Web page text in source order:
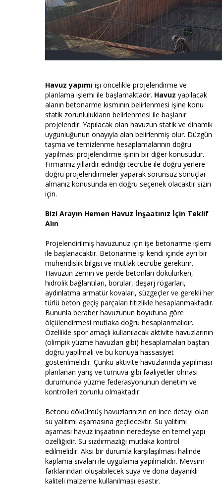
Havuz yapımı işi öncelikle projelendirme ve
planlama işlemi ile başlamaktadır. Havuz yapılacak
alanın betonarme kısmının belirlenmesi işine konu
statik zorunlulukların belirlenmesi ile başlanır
projelendir. Yapılacak olan havuzun statik ve dinamik
uygunluğunun onayıyla alan belirlenmiş olur. Düzgün
taşma ve temizlenme hesaplamalarının doğru
yapılması projelendirme işinin bir diğer konusudur.
Firmamız yıllardır edindiği tecrübe ile doğru yerlere
doğru projelendirmeler yaparak sorunsuz sonuçlar
almanız konusunda en doğru seçenek olacaktır sizin
için.
Bizi Arayın Hemen Havuz İnşaatınız İçin Teklif
Alın
Projelendirilmiş havuzunuz için işe betonarme işlemi
ile başlanacaktır. Betonarme işi kendi içinde ayrı bir
mühendislik bilgisi ve mutlak tecrübe gerektirir.
Havuzun zemin ve perde betonları dökülürken,
hidrolik bağlantıları, borular, deşarj rögarları,
aydınlatma armatür kovaları, süzgeçler ve gerekli her
türlü beton geçiş parçaları titizlikle hesaplanmaktadır.
Bununla beraber havuzunun boyutuna göre
ölçülendirmesi mutlaka doğru hesaplanmalıdır.
Özellikle spor amaçlı kullanılacak aktivite havuzlarının
(olimpik yüzme havuzları gibi) hesaplamaları baştan
doğru yapılmalı ve bu konuya hassasiyet
gösterilmelidir. Çünkü aktivite havuzlarında yapılması
planlanan yarış ve turnuva gibi faaliyetler olması
durumunda yüzme federasyonunun denetim ve
kontrolleri zorunlu olmaktadır.
Betonu dökülmüş havuzlarınızın en ince detayı olan
su yalıtımı aşamasına geçilecektir. Su yalıtımı
aşaması havuz inşaatının neredeyse en temel yapı
özelliğidir. Su sızdırmazlığı mutlaka kontrol
edilmelidir. Aksi bir durumla karşılaşılması halinde
kaplama sıvaları ile uygulama yapılmalıdır. Mevsim
farklarından oluşabilecek suya ve dona dayanıklı
kaliteli malzeme kullanılması esastır.